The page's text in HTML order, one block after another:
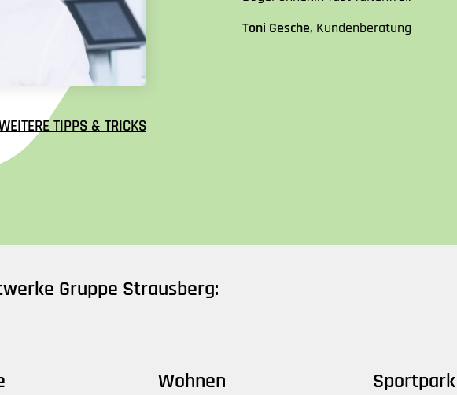
TIPPS & TRICKS
Toni Gesche, Kundenberatung
Gruppe Strausberg:
Wohnen Sportpark